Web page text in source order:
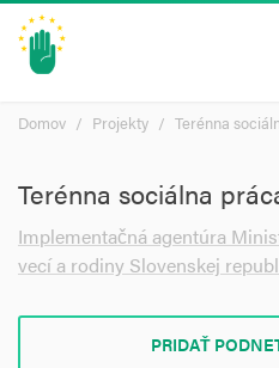
Domov Projekty Terénna
Terénna sociálna
Implementačná agentúra
vecí a rodiny Slovenskej
PRIDAŤ